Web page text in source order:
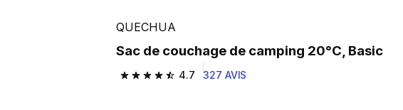
QUECHUA
Sac de couchage de camping 20°C, Basic
4.7
4.7 out of 5 stars from 327 reviews
327 AVIS